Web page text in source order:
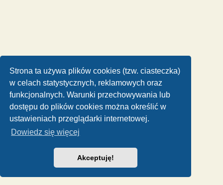
Strona ta używa plików cookies (tzw. ciasteczka)
w celach statystycznych, reklamowych oraz
funkcjonalnych. Warunki przechowywania lub
dostępu do plików cookies można określić w
ustawieniach przeglądarki internetowej.
Dowiedz się więcej
Akceptuję!